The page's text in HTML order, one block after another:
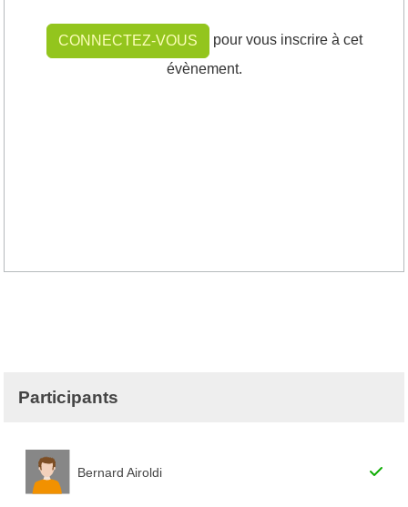
CONNECTEZ-VOUS
pour vous inscrire à cet
évènement.
Participants
Bernard Airoldi